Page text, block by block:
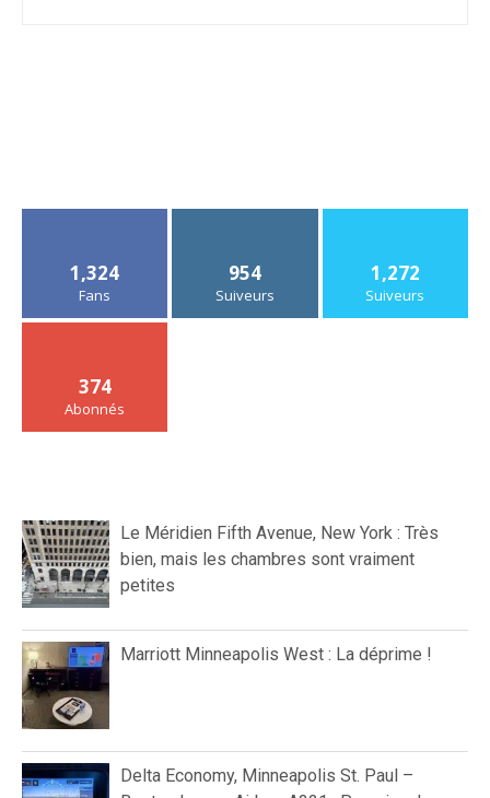
1,324
Fans
954
Suiveurs
1,272
Suiveurs
374
Abonnés
Le Méridien Fifth Avenue, New York : Très
bien, mais les chambres sont vraiment
petites
Marriott Minneapolis West : La déprime !
Delta Economy, Minneapolis St. Paul –